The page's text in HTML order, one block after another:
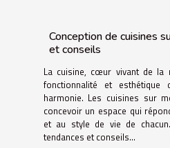
Conception de cuisines
et conseils
La cuisine, cœur vivant de la
fonctionnalité et esthétique
harmonie. Les cuisines sur
concevoir un espace qui
et au style de vie de
tendances et conseils...